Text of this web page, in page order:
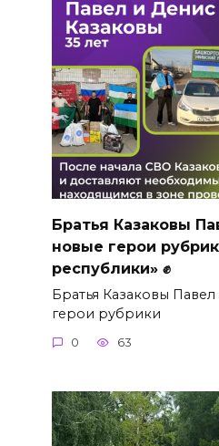
Братья Казаковы
новые герои
республики» ✊
Братья Казаковы
герои рубрики
0 63